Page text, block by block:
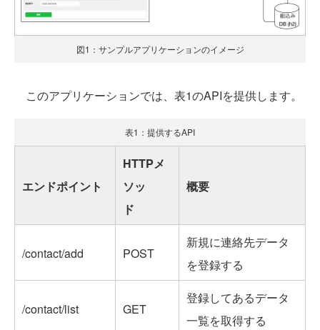
図1：サンプルアプリケーションのイメージ
このアプリケーションでは、表1のAPIを提供します。
表1：提供するAPI
エンドポイント
HTTPメ
ソッ
ド
概要
/contact/add POST
新規に連絡先データ
を登録する
/contact/list GET
登録してあるデータ
一覧を取得する